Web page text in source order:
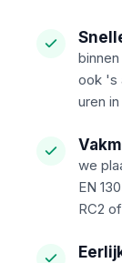
ook 's
uren
we
EN
RC2